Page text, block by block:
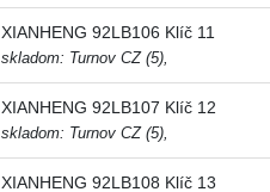
XIANHENG 92LB106 Klíč 11
skladom: Turnov CZ (5),
XIANHENG 92LB107 Klíč 12
skladom: Turnov CZ (5),
XIANHENG 92LB108 Klíč 13